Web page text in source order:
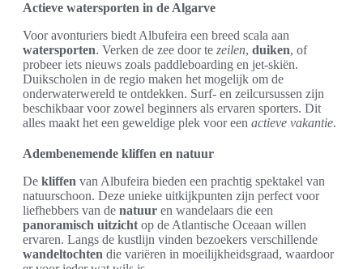
Actieve watersporten in de Algarve
Voor avonturiers biedt Albufeira een breed scala aan
watersporten. Verken de zee door te zeilen, duiken, of
probeer iets nieuws zoals paddleboarding en jet-skiën.
Duikscholen in de regio maken het mogelijk om de
onderwaterwereld te ontdekken. Surf- en zeilcursussen zijn
beschikbaar voor zowel beginners als ervaren sporters. Dit
alles maakt het een geweldige plek voor een actieve vakantie.
Adembenemende kliffen en natuur
De kliffen van Albufeira bieden een prachtig spektakel van
natuurschoon. Deze unieke uitkijkpunten zijn perfect voor
liefhebbers van de natuur en wandelaars die een
panoramisch uitzicht op de Atlantische Oceaan willen
ervaren. Langs de kustlijn vinden bezoekers verschillende
wandeltochten die variëren in moeilijkheidsgraad, waardoor